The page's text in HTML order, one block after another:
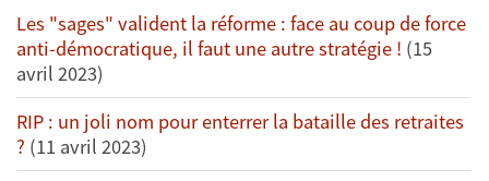
Les "sages" valident la réforme : face au coup de force
anti-démocratique, il faut une autre stratégie ! (15
avril 2023)
RIP : un joli nom pour enterrer la bataille des retraites
? (11 avril 2023)